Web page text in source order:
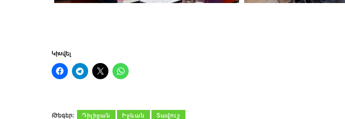
Կիսվել
Թեգեր։ Դիլիջան Իջևան Տավուշ